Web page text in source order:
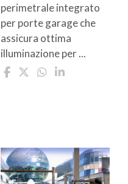
perimetrale integrato
per porte garage che
assicura ottima
illuminazione per ...